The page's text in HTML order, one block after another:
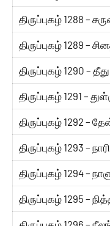
திருப்புகழ் 1288 –
திருப்புகழ் 1289 –
திருப்புகழ் 1290 –
திருப்புகழ் 1291 –
திருப்புகழ் 1292
திருப்புகழ் 1293 –
திருப்புகழ் 1294 –
திருப்புகழ் 1295 –